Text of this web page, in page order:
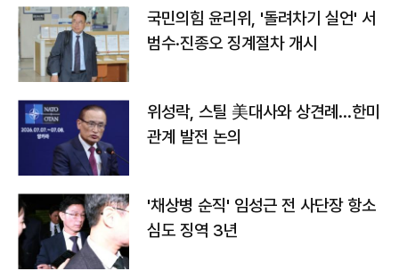
국민의힘 윤리위, '돌려차기 실언' 서
범수·진종오 징계절차 개시
위성락, 스틸 美대사와 상견례…한미
관계 발전 논의
'채상병 순직' 임성근 전 사단장 항소
심도 징역 3년